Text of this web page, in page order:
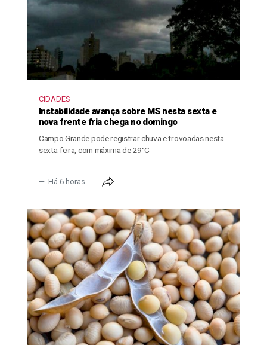
CIDADES
Instabilidade avança sobre MS nesta sexta e
nova frente fria chega no domingo
Campo Grande pode registrar chuva e trovoadas nesta
sexta-feira, com máxima de 29°C
Há 6 horas